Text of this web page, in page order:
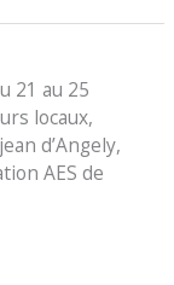
21 au 25
locaux,
d’Angely,
AES de